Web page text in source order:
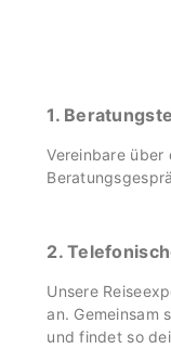
1.
Vereinbare über
2.
Unsere
an. Gemeinsam
und findet so